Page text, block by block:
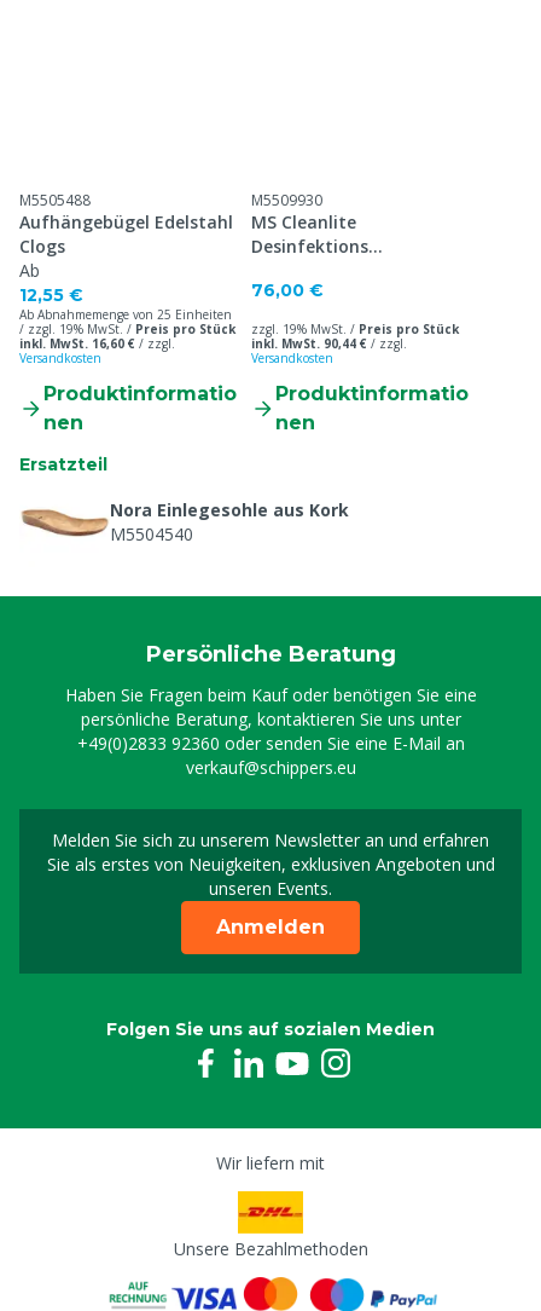
M5505488
Aufhängebügel Edelstahl
Clogs
Ab
12,55 €
Ab Abnahmemenge von 25 Einheiten
/ zzgl. 19% MwSt. / Preis pro Stück
inkl. MwSt. 16,60 € / zzgl.
Versandkosten
Produktinformatio
nen
M5509930
MS Cleanlite
Desinfektions
76,00 €
zzgl. 19% MwSt. / Preis pro Stück
inkl. MwSt. 90,44 € / zzgl.
Versandkosten
Produktinformatio
nen
Ersatzteil
Nora Einlegesohle aus Kork
M5504540
Persönliche Beratung
Haben Sie Fragen beim Kauf oder benötigen Sie eine
persönliche Beratung, kontaktieren Sie uns unter
+49(0)2833 92360 oder senden Sie eine E-Mail an
verkauf@schippers.eu
Melden Sie sich zu unserem Newsletter an und erfahren
Sie als erstes von Neuigkeiten, exklusiven Angeboten und
unseren Events.
Melden Sie sich für
Anmelden
Folgen Sie uns auf sozialen Medien
Wir liefern mit
Unsere Bezahlmethoden